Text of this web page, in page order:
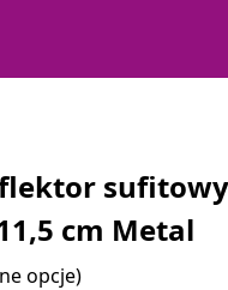
cm Metal
opcje)